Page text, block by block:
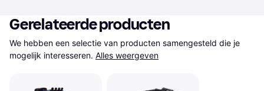
Gerelateerde producten
We hebben een selectie van producten samengesteld die je
mogelijk interesseren. Alles weergeven